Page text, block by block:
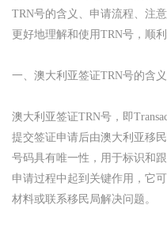
TRN号的含义、申请流程、注
更好地理解和使用TRN号，顺
一、澳大利亚签证TRN号的含义
澳大利亚签证TRN号，即
提交签证申请后由澳大利亚移
号码具有唯一性，用于标识和
申请过程中起到关键作用，它
材料或联系移民局解决问题。